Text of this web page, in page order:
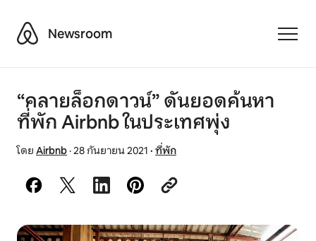
AirbnbNewsroom
“คลายล็อกดาวน์” ดันยอดค้นหา
ที่พัก Airbnb ในประเทศพุ่ง
โดยAirbnb·28 กันยายน 2021·ที่พัก